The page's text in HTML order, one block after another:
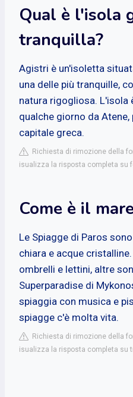
Qual è l'isola
tranquilla?
Agistri è un'isoletta
una delle più tranquille,
natura rigogliosa. L'isola
qualche giorno da
capitale greca.
Richiesta di rimozione della
isualizza la risposta completa su
Come è il
Le Spiagge di Paros
chiara e acque
ombrelli e lettini, altre
Superparadise di
spiaggia con musica e
spiagge c'è molta vita.
Richiesta di rimozione della
isualizza la risposta completa su